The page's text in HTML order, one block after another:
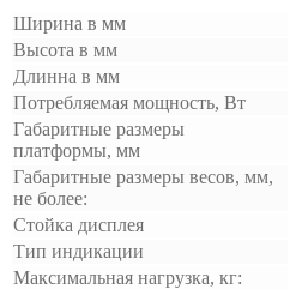
Ширина в мм
Высота в мм
Длинна в мм
Потребляемая мощность, Вт
Габаритные размеры
платформы, мм
Габаритные размеры весов, мм,
не более:
Стойка дисплея
Тип индикации
Максимальная нагрузка, кг: